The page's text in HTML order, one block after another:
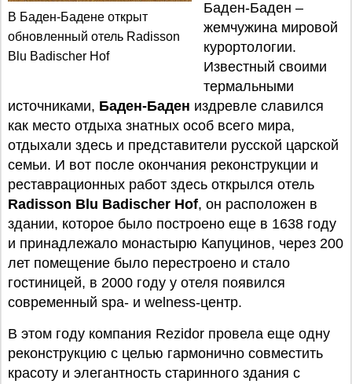
В Баден-Бадене открыт
обновленный отель Radisson
Blu Badischer Hof
Баден-Баден –
жемчужина мировой
курортологии.
Известный своими
термальными
источниками, Баден-Баден издревле славился
как место отдыха знатных особ всего мира,
отдыхали здесь и представители русской царской
семьи. И вот после окончания реконструкции и
реставрационных работ здесь открылся отель
Radisson Blu Badischer Hof, он расположен в
здании, которое было построено еще в 1638 году
и принадлежало монастырю Капуцинов, через 200
лет помещение было перестроено и стало
гостиницей, в 2000 году у отеля появился
современный spa- и welness-центр.
В этом году компания Rezidor провела еще одну
реконструкцию с целью гармонично совместить
красоту и элегантность старинного здания с